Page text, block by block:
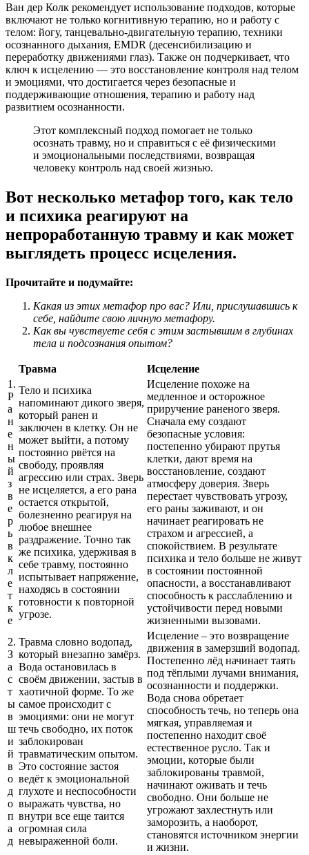
Ван дер Колк рекомендует использование подходов, которые
включают не только когнитивную терапию, но и работу с
телом: йогу, танцевально-двигательную терапию, техники
осознанного дыхания, EMDR (десенсибилизацию и
переработку движениями глаз). Также он подчеркивает, что
ключ к исцелению — это восстановление контроля над телом
и эмоциями, что достигается через безопасные и
поддерживающие отношения, терапию и работу над
развитием осознанности.
Этот комплексный подход помогает не только
осознать травму, но и справиться с её физическими
и эмоциональными последствиями, возвращая
человеку контроль над своей жизнью.
Вот несколько метафор того, как тело
и психика реагируют на
непроработанную травму и как может
выглядеть процесс исцеления.
Прочитайте и подумайте:
Какая из этих метафор про вас? Или, прислушавшись к
себе, найдите свою личную метафору.
Как вы чувствуете себя с этим застывшим в глубинах
тела и подсознания опытом?
Травма
Исцеление
1.
Р
а
н
е
н
ы
й
з
в
е
р
ь
в
к
л
е
т
к
е
Тело и психика
напоминают дикого зверя,
который ранен и
заключен в клетку. Он не
может выйти, а потому
постоянно рвётся на
свободу, проявляя
агрессию или страх. Зверь
не исцеляется, а его рана
остается открытой,
болезненно реагируя на
любое внешнее
раздражение. Точно так
же психика, удерживая в
себе травму, постоянно
испытывает напряжение,
находясь в состоянии
готовности к повторной
угрозе.
Исцеление похоже на
медленное и осторожное
приручение раненого зверя.
Сначала ему создают
безопасные условия:
постепенно убирают прутья
клетки, дают время на
восстановление, создают
атмосферу доверия. Зверь
перестает чувствовать угрозу,
его раны заживают, и он
начинает реагировать не
страхом и агрессией, а
спокойствием. В результате
психика и тело больше не живут
в состоянии постоянной
опасности, а восстанавливают
способность к расслаблению и
устойчивости перед новыми
жизненными вызовами.
2.
З
а
с
т
ы
в
ш
и
й
в
о
д
о
п
а
д
Травма словно водопад,
который внезапно замёрз.
Вода остановилась в
своём движении, застыв в
хаотичной форме. То же
самое происходит с
эмоциями: они не могут
течь свободно, их поток
заблокирован
травматическим опытом.
Это состояние застоя
ведёт к эмоциональной
глухоте и неспособности
выражать чувства, но
внутри все еще таится
огромная сила
невыраженной боли.
Исцеление – это возвращение
движения в замерзший водопад.
Постепенно лёд начинает таять
под тёплыми лучами внимания,
осознанности и поддержки.
Вода снова обретает
способность течь, но теперь она
мягкая, управляемая и
постепенно находит своё
естественное русло. Так и
эмоции, которые были
заблокированы травмой,
начинают оживать и течь
свободно. Они больше не
угрожают захлестнуть или
заморозить, а наоборот,
становятся источником энергии
и жизни.